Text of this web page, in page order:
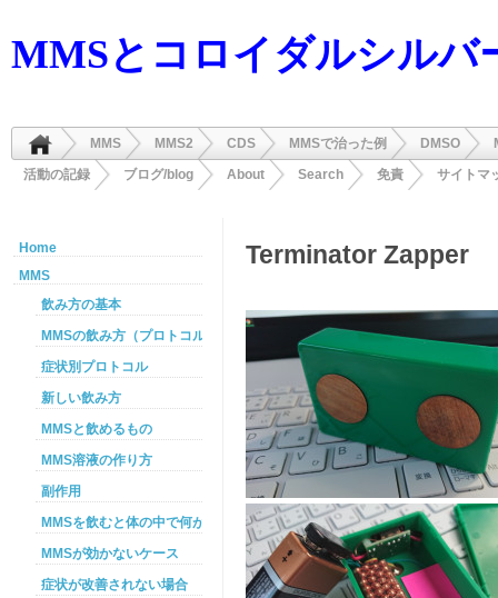
MMSとコロイダルシルバ
MMS MMS2 CDS MMSで治った例 DMSO
活動の記録
ブログ/blog About Search 免責 サイトマ
Terminator Zapper
Home
MMS
飲み方の基本
MMSの飲み方（プロトコル）
症状別プロトコル
新しい飲み方
MMSと飲めるもの
MMS溶液の作り方
副作用
MMSを飲むと体の中で何が起こるか
MMSが効かないケース
症状が改善されない場合